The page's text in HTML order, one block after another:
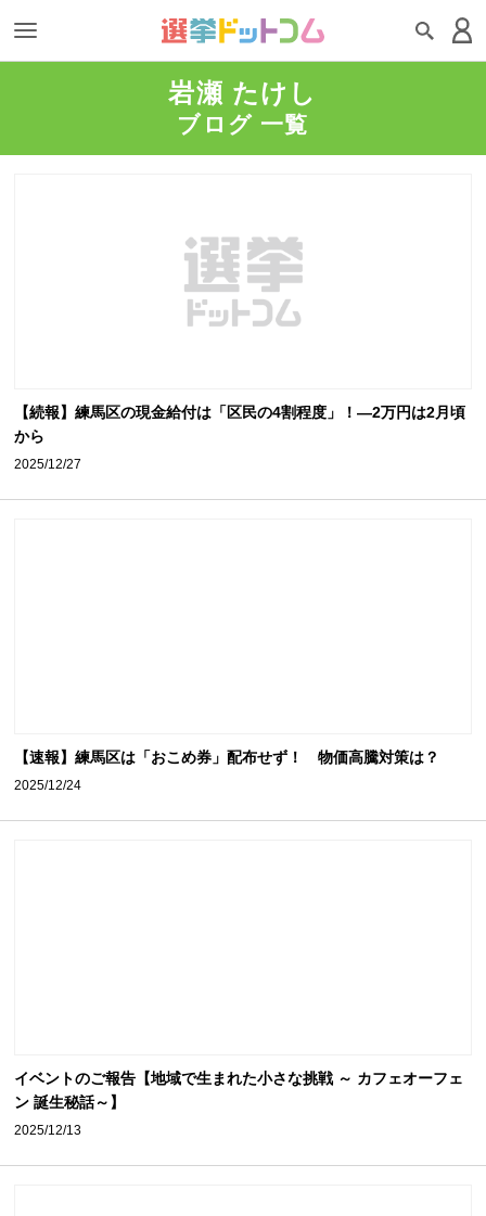
岩瀬 たけし
ブログ 一覧
【続報】練馬区の現金給付は「区民の4割程度」！—2万円は2月頃
から
2025/12/27
【速報】練馬区は「おこめ券」配布せず！ 物価高騰対策は？
2025/12/24
イベントのご報告【地域で生まれた小さな挑戦 ～ カフェオーフェ
ン 誕生秘話～】
2025/12/13